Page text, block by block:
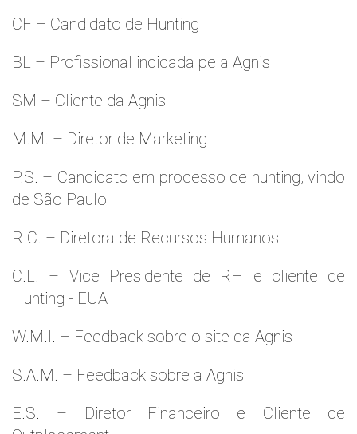
CF – Candidato de Hunting
BL – Profissional indicada pela Agnis
SM – Cliente da Agnis
M.M. – Diretor de Marketing
P.S. – Candidato em processo de hunting, vindo
de São Paulo
R.C. – Diretora de Recursos Humanos
C.L. – Vice Presidente de RH e cliente de
Hunting - EUA
W.M.l. – Feedback sobre o site da Agnis
S.A.M. – Feedback sobre a Agnis
E.S. – Diretor Financeiro e Cliente de